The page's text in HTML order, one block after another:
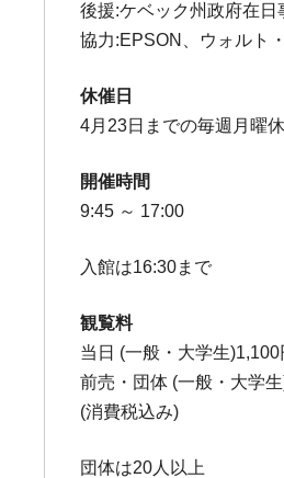
後援:ケベック州政府在
協力:EPSON、ウォルト
休催日
4月23日までの毎週月曜
開催時間
9:45 ～ 17:00
入館は16:30まで
観覧料
当日 (一般・大学生
前売・団体 (一般・大学
(消費税込み)
団体は20人以上